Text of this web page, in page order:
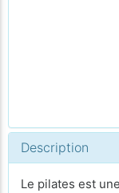
Description
Le pilates est